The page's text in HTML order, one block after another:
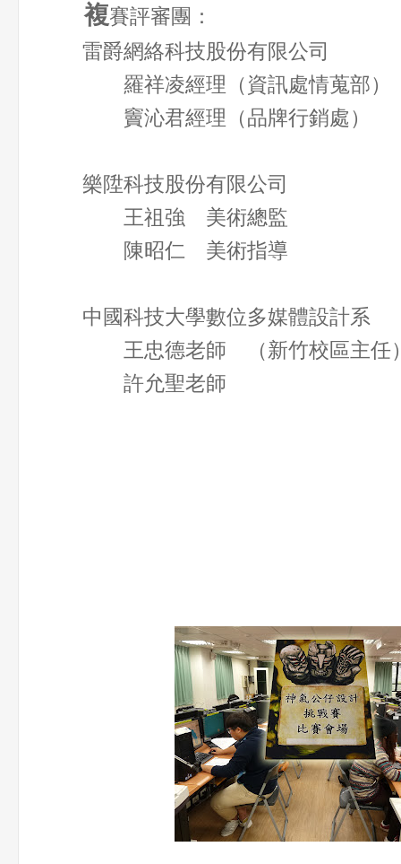
複賽評審團：
雷爵網絡科技股份有限公司
羅祥凌經理（資訊處情蒐部
竇沁君經理（品牌行銷處）
樂陞科技股份有限公司
王祖強 美術總監
陳昭仁 美術指導
中國科技大學數位多媒體設計系
王忠德老師 （新竹校區主
許允聖老師